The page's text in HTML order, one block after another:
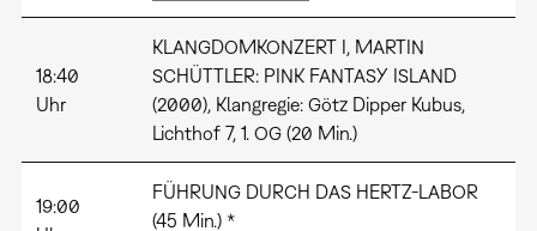
18:40
Uhr
KLANGDOMKONZERT I, MARTIN
SCHÜTTLER: PINK FANTASY ISLAND
(2000), Klangregie: Götz Dipper Kubus,
Lichthof 7, 1. OG (20 Min.)
19:00
FÜHRUNG DURCH DAS HERTZ-LABOR
(45 Min.) *